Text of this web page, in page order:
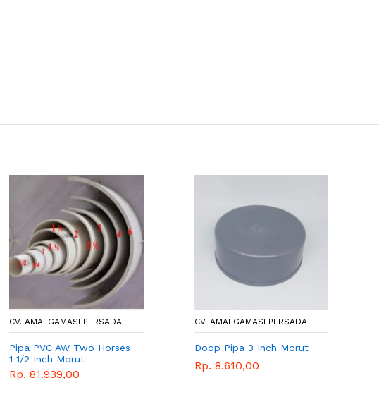
CV. AMALGAMASI PERSADA - -
Pipa PVC AW Two Horses
1 1/2 Inch Morut
Rp. 81.939,00
CV. AMALGAMASI PERSADA - -
Doop Pipa 3 Inch Morut
Rp. 8.610,00